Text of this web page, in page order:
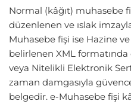
Normal (kâğıt) muhasebe
düzenlenen ve ıslak
Muhasebe fişi ise Hazine
belirlenen XML
veya Nitelikli Elektronik
zaman damgasıyla
belgedir. e-Muhasebe fişi